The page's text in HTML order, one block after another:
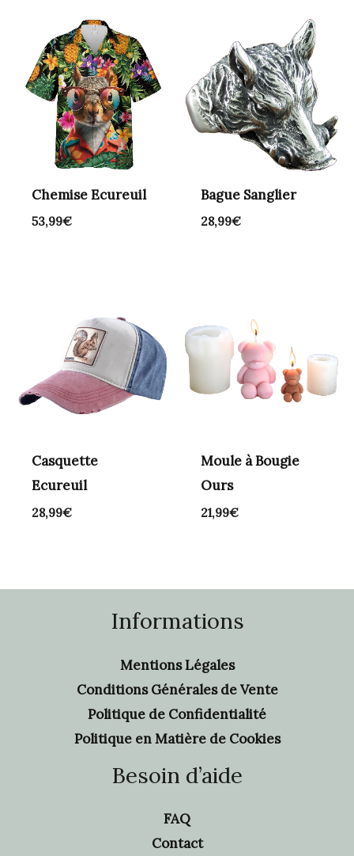
Chemise Ecureuil
53,99€
Bague Sanglier
28,99€
Casquette
Ecureuil
28,99€
Moule à Bougie
Ours
21,99€
Informations
Mentions Légales
Conditions Générales de Vente
Politique de Confidentialité
Politique en Matière de Cookies
Besoin d’aide
FAQ
Contact